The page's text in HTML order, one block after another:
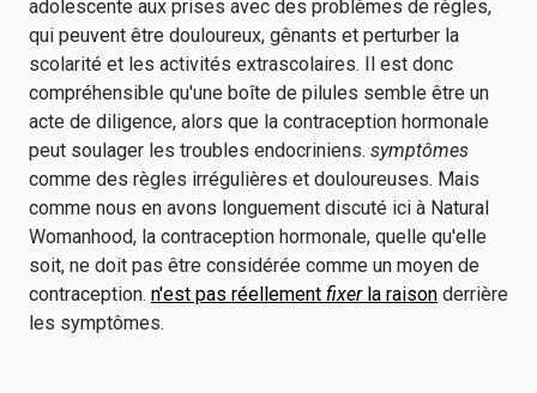
adolescente aux prises avec des problèmes de règles,
qui peuvent être douloureux, gênants et perturber la
scolarité et les activités extrascolaires. Il est donc
compréhensible qu'une boîte de pilules semble être un
acte de diligence, alors que la contraception hormonale
peut soulager les troubles endocriniens. symptômes
comme des règles irrégulières et douloureuses. Mais
comme nous en avons longuement discuté ici à Natural
Womanhood, la contraception hormonale, quelle qu'elle
soit, ne doit pas être considérée comme un moyen de
contraception. n'est pas réellement fixerla raison derrière
les symptômes.